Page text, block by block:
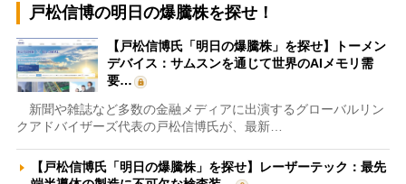
戸松信博の明日の爆騰株を探せ！
【戸松信博氏「明日の爆騰株」を探せ】トーメン
デバイス：サムスンを通じて世界のAIメモリ需
要…
新聞や雑誌など多数の金融メディアに出演するグローバルリン
クアドバイザーズ代表の戸松信博氏が、最新…
【戸松信博氏「明日の爆騰株」を探せ】レーザーテック：最先